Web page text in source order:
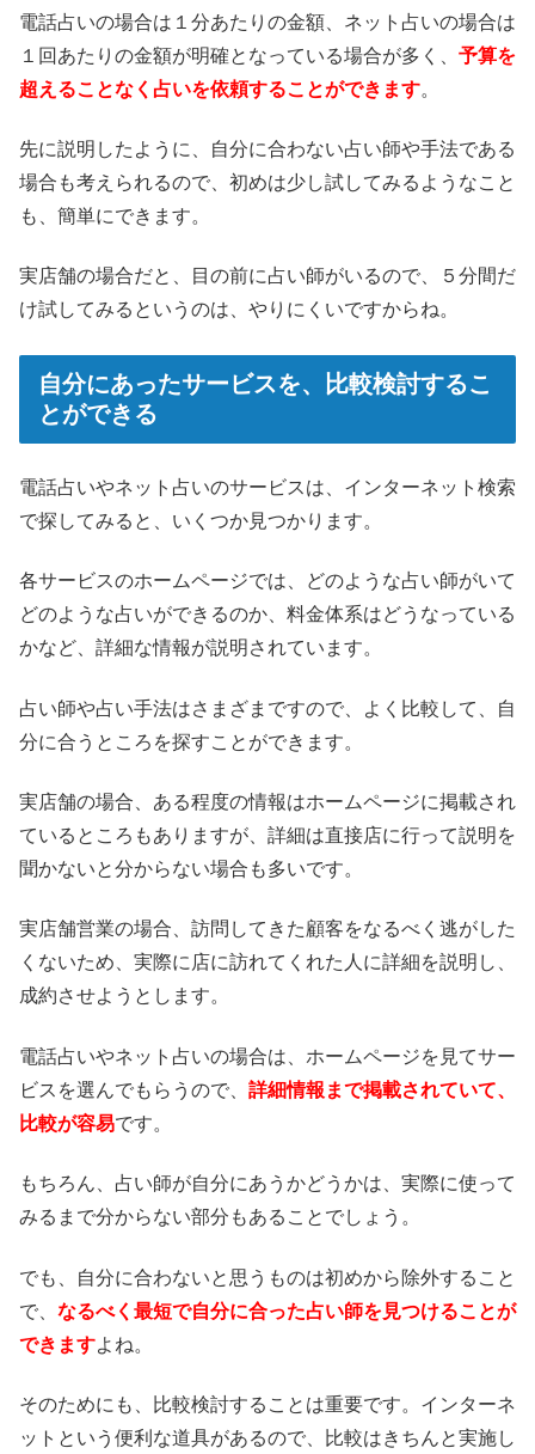
電話占いの場合は１分あたりの金額、ネット占いの場合は
１回あたりの金額が明確となっている場合が多く、 予算を
超えることなく占いを依頼することができます。
先に説明したように、自分に合わない占い師や手法である
場合も考えられるので、初めは少し試してみるようなこと
も、簡単にできます。
実店舗の場合だと、目の前に占い師がいるので、５分間だ
け試してみるというのは、やりにくいですからね。
自分にあったサービスを、比較検討するこ
とができる
電話占いやネット占いのサービスは、インターネット検索
で探してみると、いくつか見つかります。
各サービスのホームページでは、どのような占い師がいて
どのような占いができるのか、料金体系はどうなっている
かなど、詳細な情報が説明されています。
占い師や占い手法はさまざまですので、よく比較して、自
分に合うところを探すことができます。
実店舗の場合、ある程度の情報はホームページに掲載され
ているところもありますが、詳細は直接店に行って説明を
聞かないと分からない場合も多いです。
実店舗営業の場合、訪問してきた顧客をなるべく逃がした
くないため、実際に店に訪れてくれた人に詳細を説明し、
成約させようとします。
電話占いやネット占いの場合は、ホームページを見てサー
ビスを選んでもらうので、 詳細情報まで掲載されていて、
比較が容易です。
もちろん、占い師が自分にあうかどうかは、実際に使って
みるまで分からない部分もあることでしょう。
でも、自分に合わないと思うものは初めから除外すること
で、 なるべく最短で自分に合った占い師を見つけることが
できますよね。
そのためにも、比較検討することは重要です。インターネ
ットという便利な道具があるので、比較はきちんと実施し